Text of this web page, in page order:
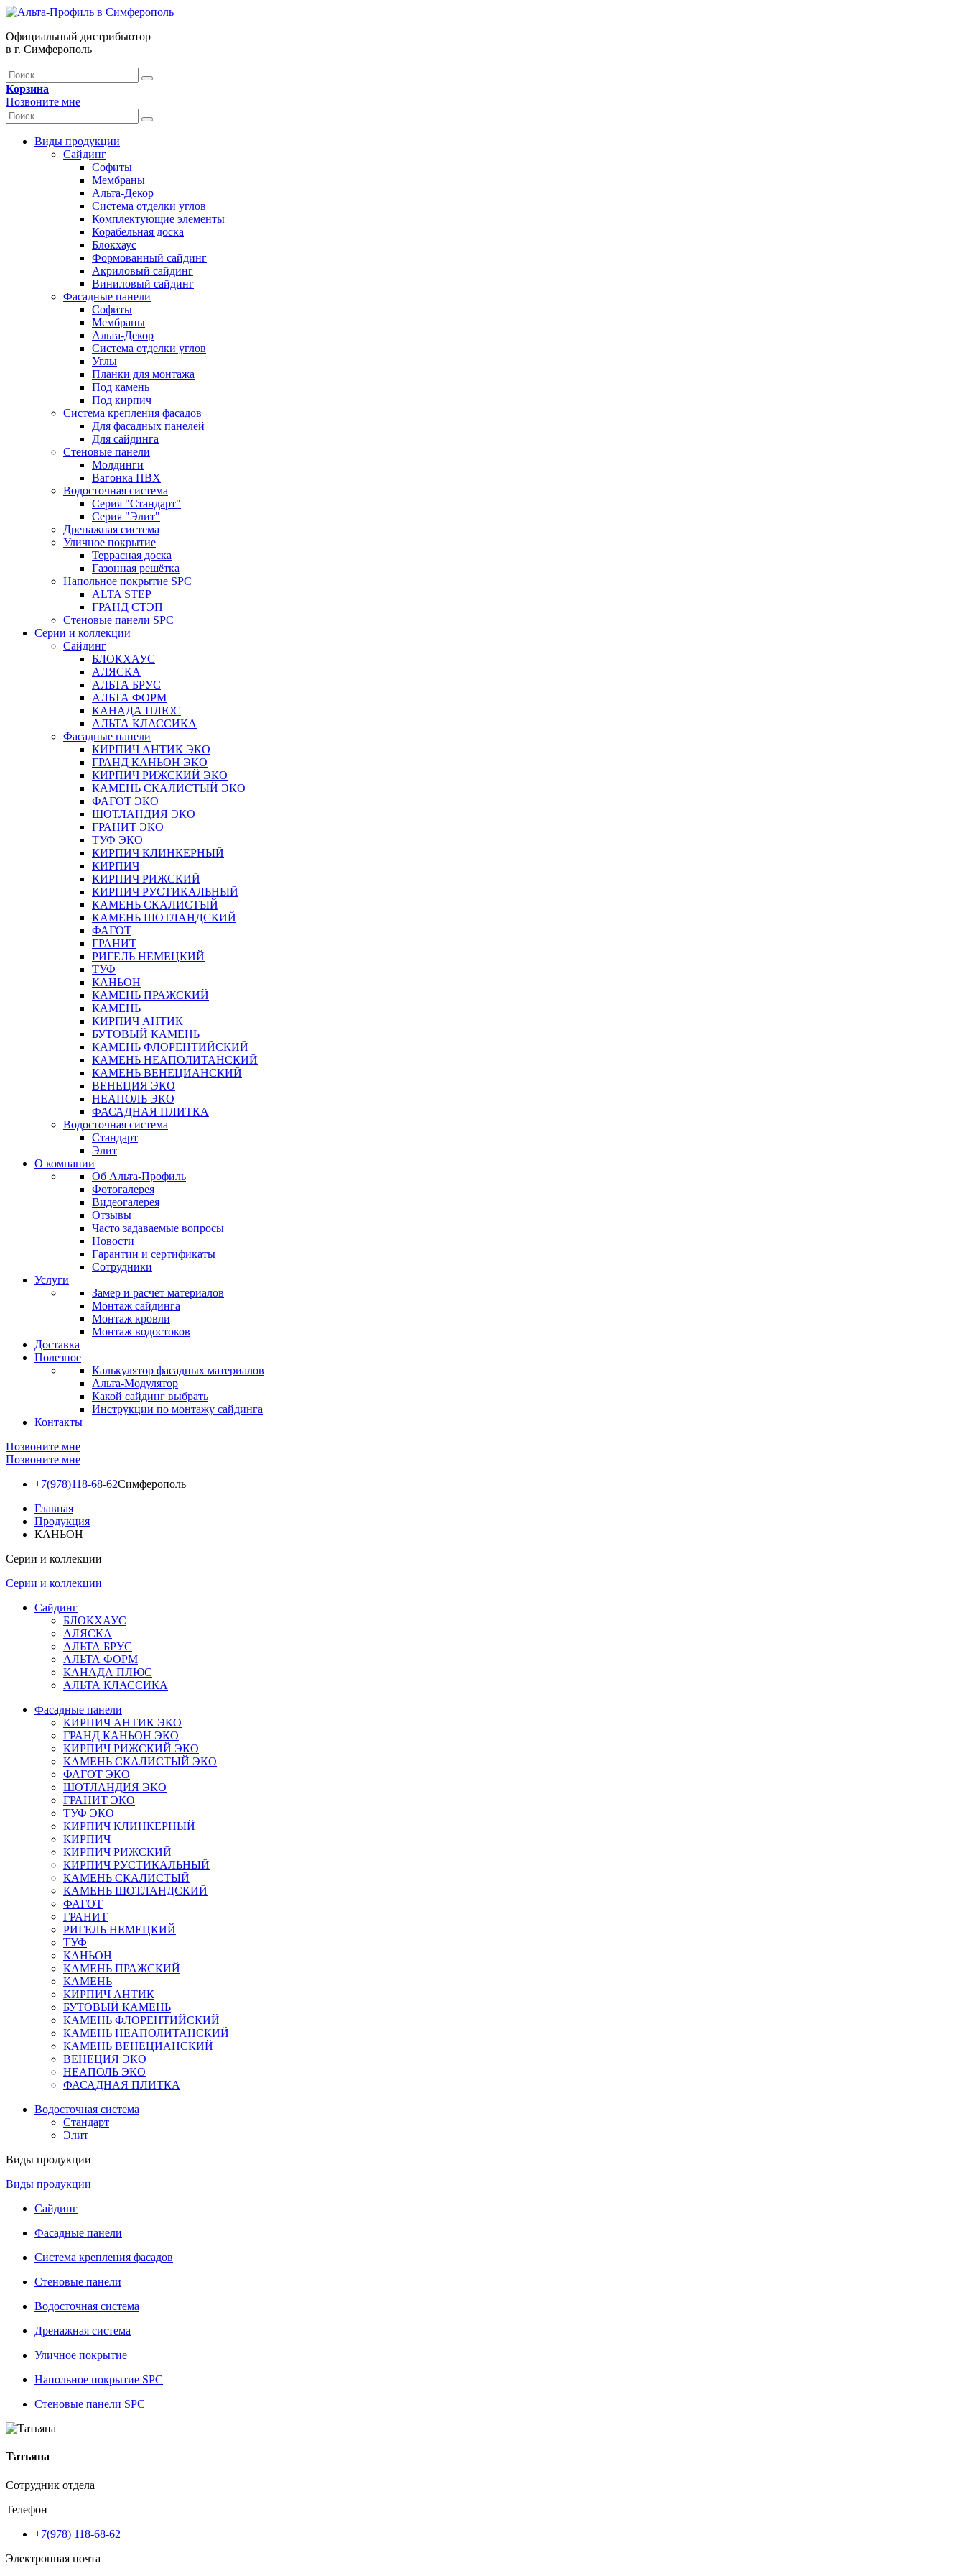
Официальный дистрибьютор
в г. Симферополь
Корзина
Позвоните мне
Виды продукции
Сайдинг
Софиты
Мембраны
Альта-Декор
Система отделки углов
Комплектующие элементы
Корабельная доска
Блокхаус
Формованный сайдинг
Акриловый сайдинг
Виниловый сайдинг
Фасадные панели
Софиты
Мембраны
Альта-Декор
Система отделки углов
Углы
Планки для монтажа
Под камень
Под кирпич
Система крепления фасадов
Для фасадных панелей
Для сайдинга
Стеновые панели
Молдинги
Вагонка ПВХ
Водосточная система
Серия "Стандарт"
Серия "Элит"
Дренажная система
Уличное покрытие
Террасная доска
Газонная решётка
Напольное покрытие SPC
ALTA STEP
ГРАНД СТЭП
Стеновые панели SPC
Серии и коллекции
Сайдинг
БЛОКХАУС
АЛЯСКА
АЛЬТА БРУС
АЛЬТА ФОРМ
КАНАДА ПЛЮС
АЛЬТА КЛАССИКА
Фасадные панели
КИРПИЧ АНТИК ЭКО
ГРАНД КАНЬОН ЭКО
КИРПИЧ РИЖСКИЙ ЭКО
КАМЕНЬ СКАЛИСТЫЙ ЭКО
ФАГОТ ЭКО
ШОТЛАНДИЯ ЭКО
ГРАНИТ ЭКО
ТУФ ЭКО
КИРПИЧ КЛИНКЕРНЫЙ
КИРПИЧ
КИРПИЧ РИЖСКИЙ
КИРПИЧ РУСТИКАЛЬНЫЙ
КАМЕНЬ СКАЛИСТЫЙ
КАМЕНЬ ШОТЛАНДСКИЙ
ФАГОТ
ГРАНИТ
РИГЕЛЬ НЕМЕЦКИЙ
ТУФ
КАНЬОН
КАМЕНЬ ПРАЖСКИЙ
КАМЕНЬ
КИРПИЧ АНТИК
БУТОВЫЙ КАМЕНЬ
КАМЕНЬ ФЛОРЕНТИЙСКИЙ
КАМЕНЬ НЕАПОЛИТАНСКИЙ
КАМЕНЬ ВЕНЕЦИАНСКИЙ
ВЕНЕЦИЯ ЭКО
НЕАПОЛЬ ЭКО
ФАСАДНАЯ ПЛИТКА
Водосточная система
Стандарт
Элит
О компании
Об Альта-Профиль
Фотогалерея
Видеогалерея
Отзывы
Часто задаваемые вопросы
Новости
Гарантии и сертификаты
Сотрудники
Услуги
Замер и расчет материалов
Монтаж сайдинга
Монтаж кровли
Монтаж водостоков
Доставка
Полезное
Калькулятор фасадных материалов
Альта-Модулятор
Какой сайдинг выбрать
Инструкции по монтажу сайдинга
Контакты
Позвоните мне
Позвоните мне
+7(978)118-68-62Симферополь
Главная
Продукция
КАНЬОН
Серии и коллекции
Серии и коллекции
Сайдинг
БЛОКХАУС
АЛЯСКА
АЛЬТА БРУС
АЛЬТА ФОРМ
КАНАДА ПЛЮС
АЛЬТА КЛАССИКА
Фасадные панели
КИРПИЧ АНТИК ЭКО
ГРАНД КАНЬОН ЭКО
КИРПИЧ РИЖСКИЙ ЭКО
КАМЕНЬ СКАЛИСТЫЙ ЭКО
ФАГОТ ЭКО
ШОТЛАНДИЯ ЭКО
ГРАНИТ ЭКО
ТУФ ЭКО
КИРПИЧ КЛИНКЕРНЫЙ
КИРПИЧ
КИРПИЧ РИЖСКИЙ
КИРПИЧ РУСТИКАЛЬНЫЙ
КАМЕНЬ СКАЛИСТЫЙ
КАМЕНЬ ШОТЛАНДСКИЙ
ФАГОТ
ГРАНИТ
РИГЕЛЬ НЕМЕЦКИЙ
ТУФ
КАНЬОН
КАМЕНЬ ПРАЖСКИЙ
КАМЕНЬ
КИРПИЧ АНТИК
БУТОВЫЙ КАМЕНЬ
КАМЕНЬ ФЛОРЕНТИЙСКИЙ
КАМЕНЬ НЕАПОЛИТАНСКИЙ
КАМЕНЬ ВЕНЕЦИАНСКИЙ
ВЕНЕЦИЯ ЭКО
НЕАПОЛЬ ЭКО
ФАСАДНАЯ ПЛИТКА
Водосточная система
Стандарт
Элит
Виды продукции
Виды продукции
Сайдинг
Фасадные панели
Система крепления фасадов
Стеновые панели
Водосточная система
Дренажная система
Уличное покрытие
Напольное покрытие SPC
Стеновые панели SPC
Татьяна
Сотрудник отдела
Телефон
+7(978) 118-68-62
Электронная почта